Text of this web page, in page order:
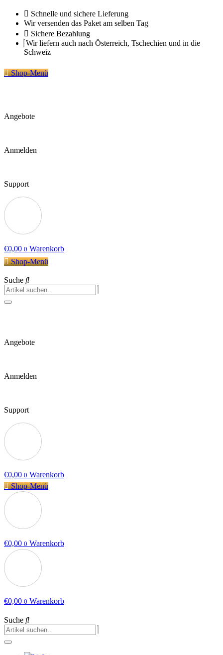
Zum
Inhalt
springen
Schnelle und sichere Lieferung
Wir versenden das Paket am selben Tag
Sichere Bezahlung
Wir liefern auch nach Österreich, Tschechien und in die
Schweiz
Shop-Menü
Angebote
Anmelden
Support
€0,00 0 Warenkorb
Shop-Menü
Suche
Angebote
Anmelden
Support
€0,00 0 Warenkorb
Shop-Menü
€0,00 0 Warenkorb
€0,00 0 Warenkorb
Suche